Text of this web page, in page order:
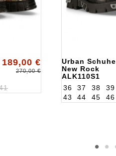
189,00 €
270,00 €
Urban Schuhe
New Rock
ALK110S1
36 37 38 39
43
44 45 46